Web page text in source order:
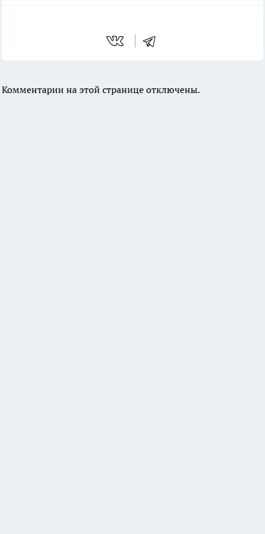
Комментарии на этой странице отключены.